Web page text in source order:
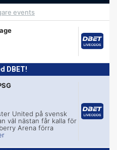
events
DBET!
United på svensk
väl nästan får kalla för
Arena förra